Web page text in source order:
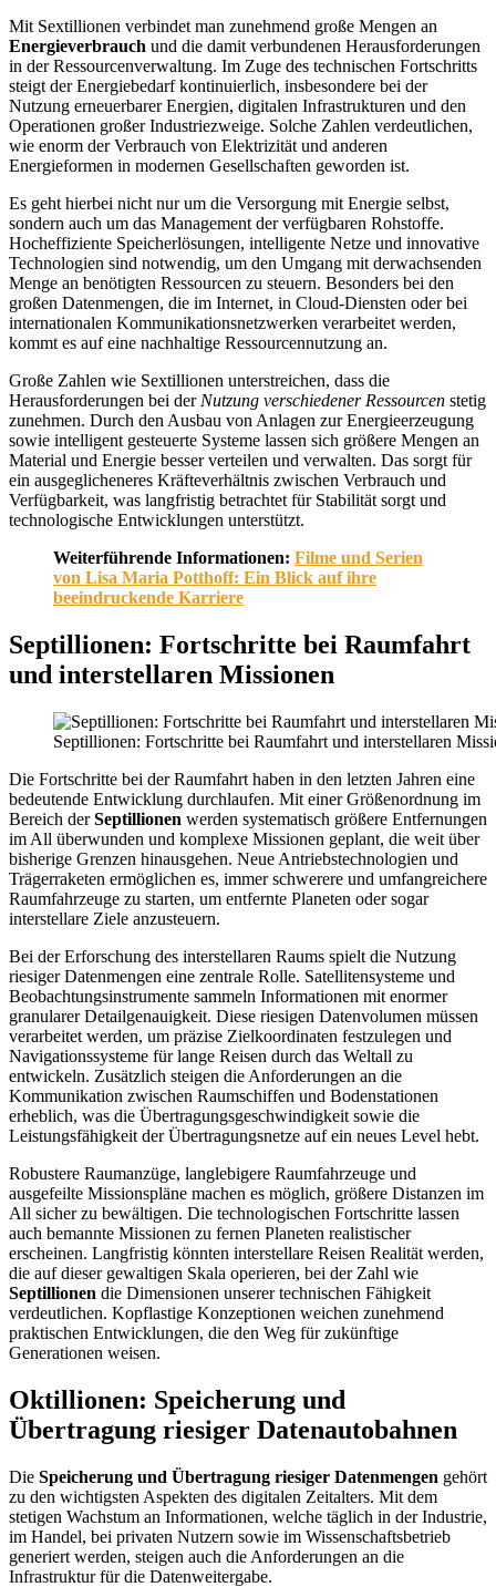
Mit Sextillionen verbindet man zunehmend große Mengen an
Energieverbrauch und die damit verbundenen Herausforderungen
in der Ressourcenverwaltung. Im Zuge des technischen Fortschritts
steigt der Energiebedarf kontinuierlich, insbesondere bei der
Nutzung erneuerbarer Energien, digitalen Infrastrukturen und den
Operationen großer Industriezweige. Solche Zahlen verdeutlichen,
wie enorm der Verbrauch von Elektrizität und anderen
Energieformen in modernen Gesellschaften geworden ist.
Es geht hierbei nicht nur um die Versorgung mit Energie selbst,
sondern auch um das Management der verfügbaren Rohstoffe.
Hocheffiziente Speicherlösungen, intelligente Netze und innovative
Technologien sind notwendig, um den Umgang mit derwachsenden
Menge an benötigten Ressourcen zu steuern. Besonders bei den
großen Datenmengen, die im Internet, in Cloud-Diensten oder bei
internationalen Kommunikationsnetzwerken verarbeitet werden,
kommt es auf eine nachhaltige Ressourcennutzung an.
Große Zahlen wie Sextillionen unterstreichen, dass die
Herausforderungen bei der Nutzung verschiedener Ressourcen stetig
zunehmen. Durch den Ausbau von Anlagen zur Energieerzeugung
sowie intelligent gesteuerte Systeme lassen sich größere Mengen an
Material und Energie besser verteilen und verwalten. Das sorgt für
ein ausgeglicheneres Kräfteverhältnis zwischen Verbrauch und
Verfügbarkeit, was langfristig betrachtet für Stabilität sorgt und
technologische Entwicklungen unterstützt.
Weiterführende Informationen: Filme und Serien
von Lisa Maria Potthoff: Ein Blick auf ihre
beeindruckende Karriere
Septillionen: Fortschritte bei Raumfahrt
und interstellaren Missionen
Septillionen: Fortschritte bei Raumfahrt und interstellaren
Die Fortschritte bei der Raumfahrt haben in den letzten Jahren eine
bedeutende Entwicklung durchlaufen. Mit einer Größenordnung im
Bereich derSeptillionen werden systematisch größere Entfernungen
im All überwunden und komplexe Missionen geplant, die weit über
bisherige Grenzen hinausgehen. Neue Antriebstechnologien und
Trägerraketen ermöglichen es, immer schwerere und umfangreichere
Raumfahrzeuge zu starten, um entfernte Planeten oder sogar
interstellare Ziele anzusteuern.
Bei der Erforschung des interstellaren Raums spielt die Nutzung
riesiger Datenmengen eine zentrale Rolle. Satellitensysteme und
Beobachtungsinstrumente sammeln Informationen mit enormer
granularer Detailgenauigkeit. Diese riesigen Datenvolumen müssen
verarbeitet werden, um präzise Zielkoordinaten festzulegen und
Navigationssysteme für lange Reisen durch das Weltall zu
entwickeln. Zusätzlich steigen die Anforderungen an die
Kommunikation zwischen Raumschiffen und Bodenstationen
erheblich, was die Übertragungsgeschwindigkeit sowie die
Leistungsfähigkeit der Übertragungsnetze auf ein neues Level hebt.
Robustere Raumanzüge, langlebigere Raumfahrzeuge und
ausgefeilte Missionspläne machen es möglich, größere Distanzen im
All sicher zu bewältigen. Die technologischen Fortschritte lassen
auch bemannte Missionen zu fernen Planeten realistischer
erscheinen. Langfristig könnten interstellare Reisen Realität werden,
die auf dieser gewaltigen Skala operieren, bei der Zahl wie
Septillionen die Dimensionen unserer technischen Fähigkeit
verdeutlichen. Kopflastige Konzeptionen weichen zunehmend
praktischen Entwicklungen, die den Weg für zukünftige
Generationen weisen.
Oktillionen: Speicherung und
Übertragung riesiger Datenautobahnen
Die Speicherung und Übertragung riesiger Datenmengen gehört
zu den wichtigsten Aspekten des digitalen Zeitalters. Mit dem
stetigen Wachstum an Informationen, welche täglich in der Industrie,
im Handel, bei privaten Nutzern sowie im Wissenschaftsbetrieb
generiert werden, steigen auch die Anforderungen an die
Infrastruktur für die Datenweitergabe.